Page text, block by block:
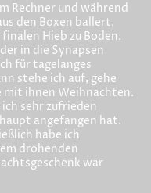
Rechner und während
den Boxen ballert,
Hieb zu Boden.
in die Synapsen
für tagelanges
stehe ich auf, gehe
mit ihnen Weihnachten.
sehr zufrieden
angefangen hat.
habe ich
drohenden
war